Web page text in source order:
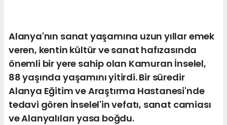
Alanya'nın sanat yaşamına uzun yıllar emek
veren, kentin kültür ve sanat hafızasında
önemli bir yere sahip olan Kamuran İnselel,
88 yaşında yaşamını yitirdi. Bir süredir
Alanya Eğitim ve Araştırma Hastanesi'nde
tedavi gören İnselel'in vefatı, sanat camiası
ve Alanyalıları yasa boğdu.